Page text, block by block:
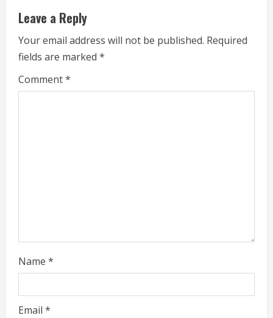
u
e
R
e
Leave a Reply
Your email address will not be published. Required
fields are marked *
Comment*
Name *
Email *